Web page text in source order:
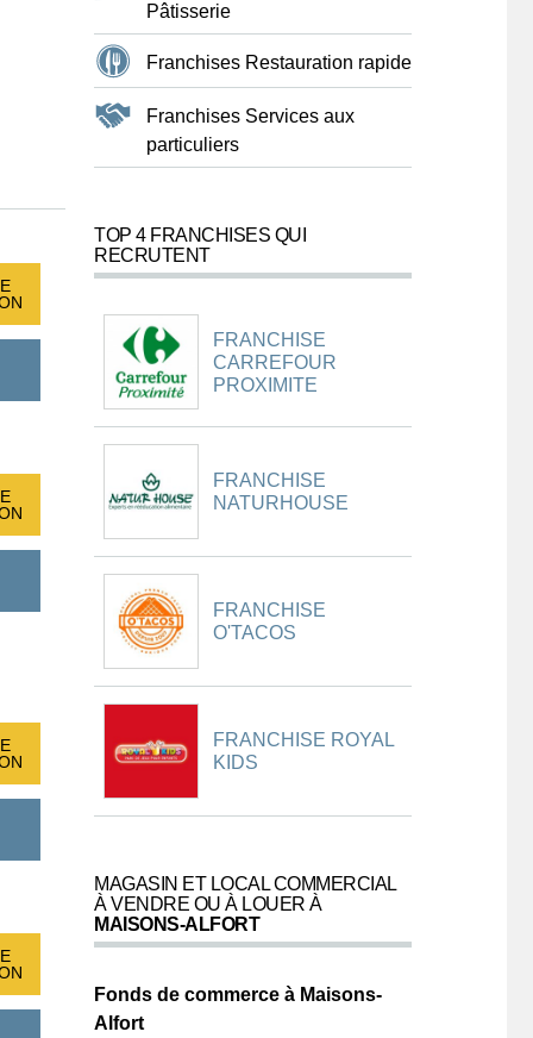
Pâtisserie
Franchises Restauration rapide
Franchises Services aux
particuliers
TOP 4 FRANCHISES QUI
RECRUTENT
FRANCHISE
CARREFOUR
PROXIMITE
FRANCHISE
NATURHOUSE
FRANCHISE
O'TACOS
FRANCHISE ROYAL
KIDS
MAGASIN ET LOCAL COMMERCIAL
À VENDRE OU À LOUER À
MAISONS-ALFORT
Fonds de commerce à Maisons-
Alfort